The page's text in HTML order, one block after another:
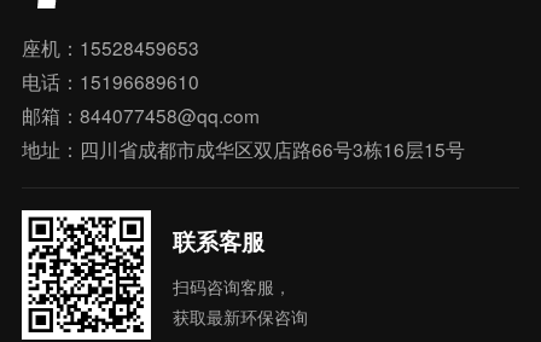
座机：15528459653
电话：15196689610
邮箱：844077458@qq.com
地址：四川省成都市成华区双店路66号3栋16层15号
联系客服
扫码咨询客服，
获取最新环保咨询